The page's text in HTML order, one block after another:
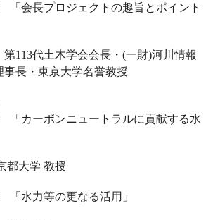
「会長プロジェクトの趣旨とポイント
113代土木学会会長・(一財)河川情報
事長・東京大学名誉教授
「カーボンニュートラルに貢献する水
大学 教授
「水力等の更なる活用」